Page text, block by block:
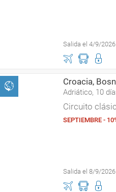
Salida el 4/9/
Croacia,
Adriático, 10
Circuito
SEPTIEMBRE -
Salida el 8/9/